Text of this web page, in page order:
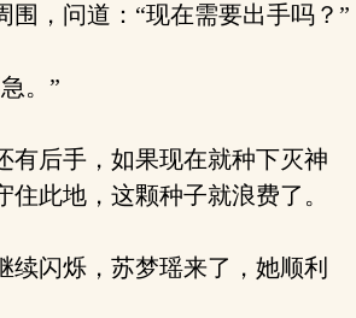
，问道：“现在需要出手吗？”
。”
后手，如果现在就种下灭神
住此地，这颗种子就浪费了。
闪烁，苏梦瑶来了，她顺利